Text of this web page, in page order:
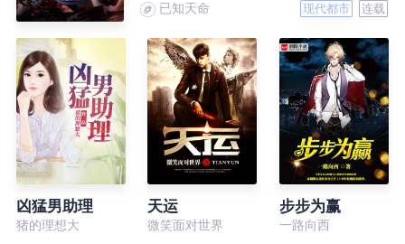
已知天命 现代都市 连载
凶猛男助理
猪的理想大
天运
微笑面对世界
步步为赢
一路向西